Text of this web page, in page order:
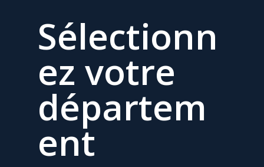
Sélectionn
ez votre
départem
ent